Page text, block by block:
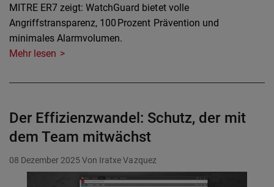
MITRE ER7 zeigt: WatchGuard bietet volle
Angriffstransparenz, 100 Prozent Prävention und
minimales Alarmvolumen.
Mehr lesen
Der Effizienzwandel: Schutz, der mit
dem Team mitwächst
08 Dezember 2025 Von Iratxe Vazquez